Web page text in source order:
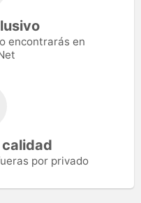
encontrarás en
por privado